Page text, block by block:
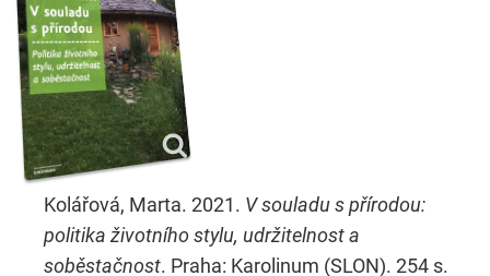
Kolářová, Marta. 2021. V souladu s přírodou:
politika životního stylu, udržitelnost a
soběstačnost. Praha: Karolinum (SLON). 254 s.